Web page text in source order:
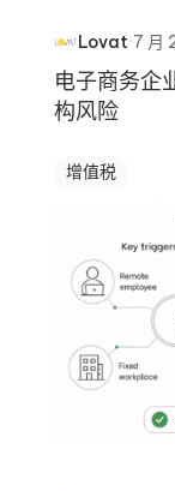
Lovat·7 月
电子商务企
构风险
增值税